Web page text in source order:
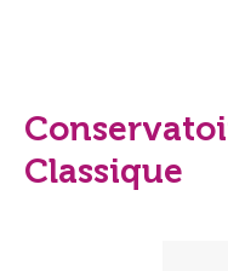
Classique